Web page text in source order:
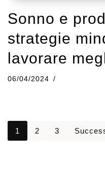
Sonno e
strategie
lavorare
06/04/2024
1 2 3